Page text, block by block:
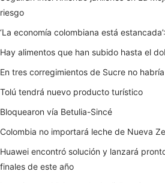
riesgo
‘La economía colombiana está
Hay alimentos que han subido hasta el
En tres corregimientos de Sucre no
Tolú tendrá nuevo producto turístico
Bloquearon vía Betulia-Sincé
Colombia no importará leche de Nueva
Huawei encontró solución y lanzará
finales de este año